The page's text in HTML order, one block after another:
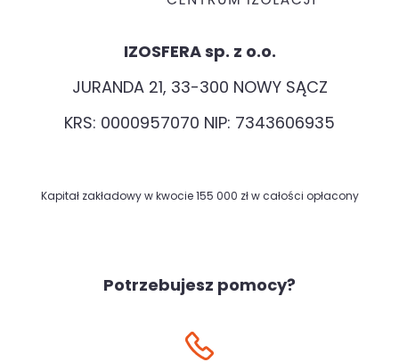
IZOSFERA sp. z o.o.
JURANDA 21, 33-300 NOWY SĄCZ
KRS: 0000957070 NIP: 7343606935
Kapitał zakładowy w kwocie 155 000 zł w całości opłacony
Potrzebujesz pomocy?